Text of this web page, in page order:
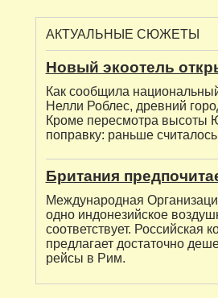
АКТУАЛЬНЫЕ СЮЖЕТЫ
Новый экоотель
Как сообщила
Нелли Роблес, древний
Кроме пересмотра высоты
поправку: раньше
Британия
Международная
одно индонезийское
соответствует.
предлагает достаточно
рейсы в Рим.